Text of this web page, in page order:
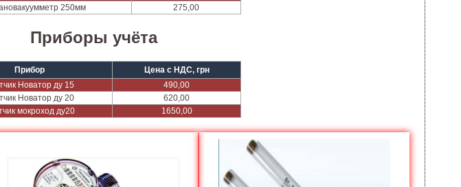
250мм
275,00
Приборы учёта
Прибор
Цена с НДС, грн
Новатор ду 15
490,00
Новатор ду 20
620,00
мокроход ду20
1650,00